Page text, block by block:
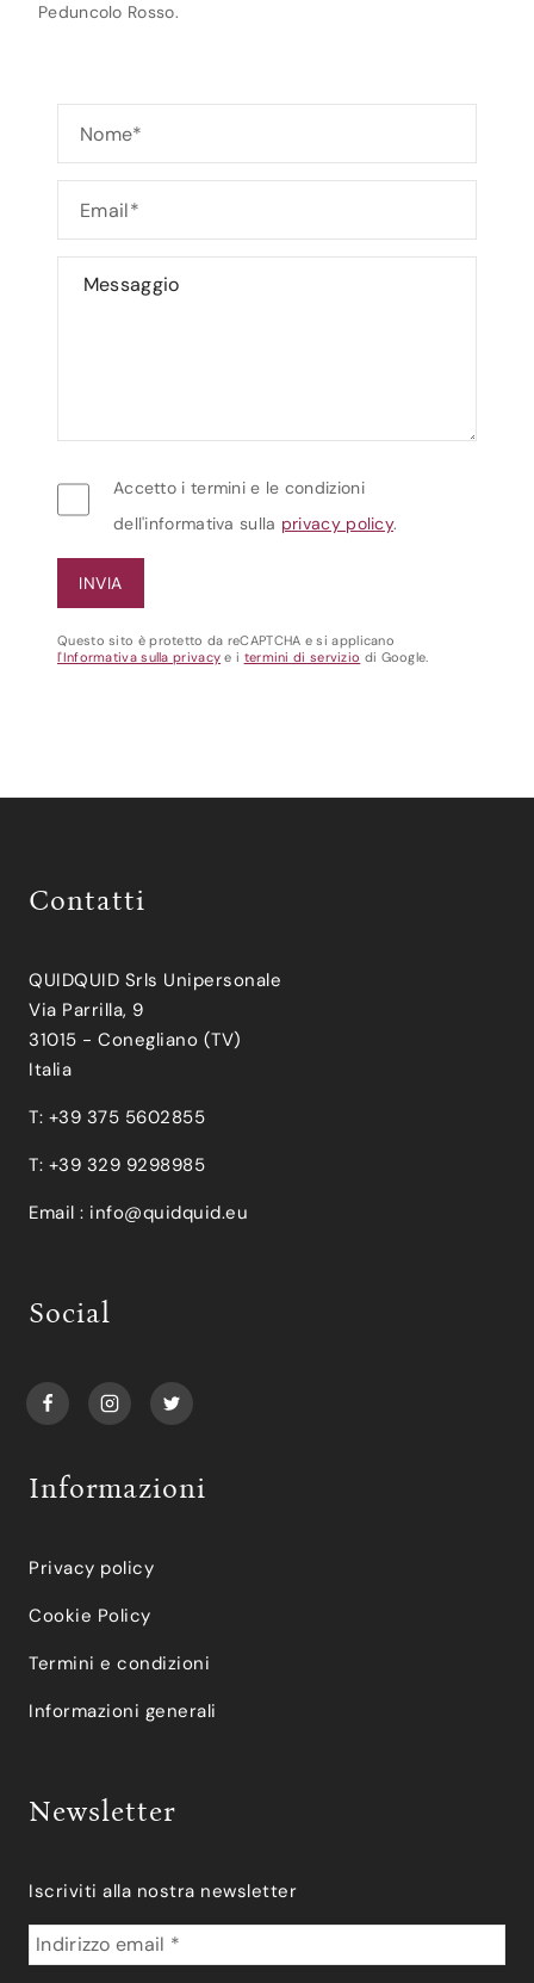
Peduncolo Rosso.
Accetto i termini e le condizioni
dell'informativa sulla privacy policy.
Questo sito è protetto da reCAPTCHA e si applicano
l'Informativa sulla privacy e i termini di servizio di Google.
Contatti
QUIDQUID Srls Unipersonale
Via Parrilla, 9
31015 - Conegliano (TV)
Italia
T: +39 375 5602855
T: +39 329 9298985
Email : info@quidquid.eu
Social
Informazioni
Privacy policy
Cookie Policy
Termini e condizioni
Informazioni generali
Newsletter
Iscriviti alla nostra newsletter